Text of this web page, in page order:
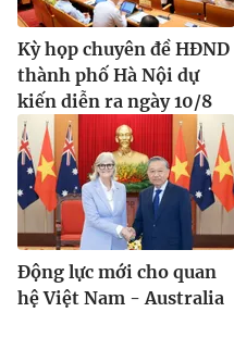
Kỳ họp chuyên đề HĐND
thành phố Hà Nội dự
kiến diễn ra ngày 10/8
Động lực mới cho quan
hệ Việt Nam - Australia